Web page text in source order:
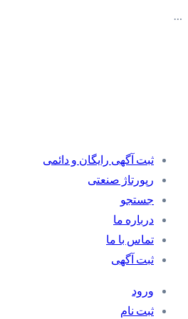
…
ثبت آگهی رایگان و دائمی
رپورتاژ صنعتی
جستجو
درباره ما
تماس با ما
ثبت آگهی
ورود
ثبت نام